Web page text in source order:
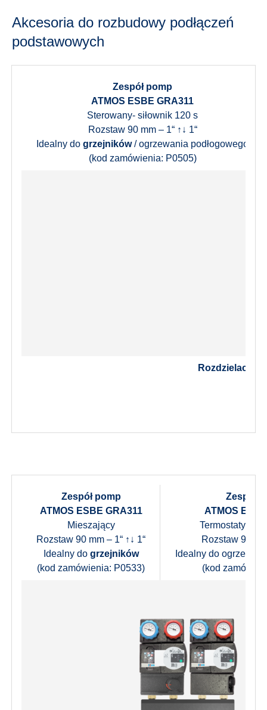
Akcesoria do rozbudowy podłączeń
podstawowych
Zespół pomp
ATMOS ESBE GRA311
Sterowany- siłownik 120 s
Rozstaw 90 mm – 1“ ↑↓ 1“
Idealny do grzejników/ ogrzewania podłogowego
(kod zamówienia: P0505)
Rozdzielacz
Zespół pomp
ATMOS ESBE GRA311
Mieszający
Rozstaw 90 mm – 1“ ↑↓ 1“
Idealny do grzejników
(kod zamówienia: P0533)
Zespół
ATMOS
Rozstaw 90
Idealny do
(kod